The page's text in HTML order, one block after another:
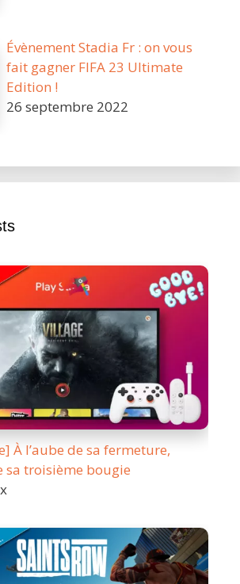
Évènement Stadia Fr : on vous
fait gagner FIFA 23 Ultimate
Edition !
26 septembre 2022
À l’aube de sa fermeture,
sa troisième bougie